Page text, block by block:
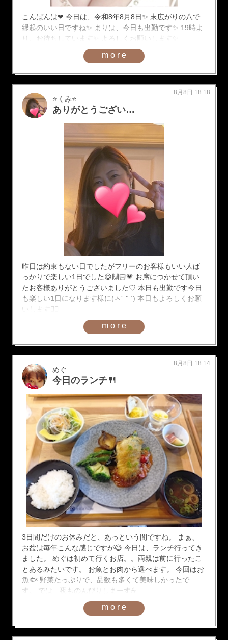
こんばんは❤︎ 今日は、令和8年8月8日✨ 末広がりの八で
縁起のいい日ですね✨ まりは、今日も出勤です✨ 19時よ
り、お待ちしています✨ よろしくお願いします✨
more
⭐️くみ⭐️
ありがとうございました
8月8日 18:18
昨日は約束もない日でしたがフリーのお客様もいい人ば
っかりで楽しい1日でした😆🙌🏻💗 お席につかせて頂い
たお客様ありがとうございました♡ 本日も出勤です今日
も楽しい1日になります様に(ㅅ´ ˘ `) 本日もよろしくお願
いします🙇‍♀️
more
めぐ
今日のランチ🍴
8月8日 18:14
3日間だけのお休みだと、あっという間ですね。 まぁ、
お盆は毎年こんな感じですが😅 今日は、ランチ行ってき
ました。 めぐは初めて行くお店。。両親は前に行ったこ
とあるみたいです。 お魚とお肉から選べます。 今回はお
魚🐟️ 野菜たっぷりで、品数も多くて美味しかったで
す。 では、夜ものんびりしまーす☕
more